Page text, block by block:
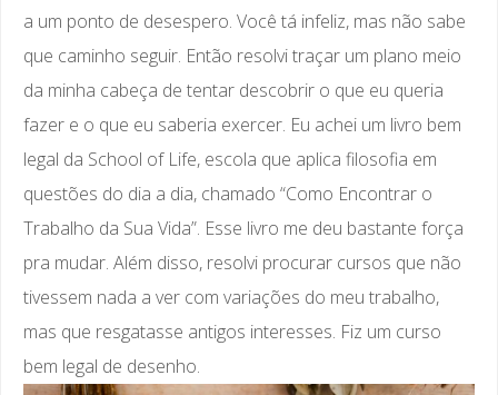
a um ponto de desespero. Você tá infeliz, mas não sabe
que caminho seguir. Então resolvi traçar um plano meio
da minha cabeça de tentar descobrir o que eu queria
fazer e o que eu saberia exercer. Eu achei um livro bem
legal da School of Life, escola que aplica filosofia em
questões do dia a dia, chamado “Como Encontrar o
Trabalho da Sua Vida”. Esse livro me deu bastante força
pra mudar. Além disso, resolvi procurar cursos que não
tivessem nada a ver com variações do meu trabalho,
mas que resgatasse antigos interesses. Fiz um curso
bem legal de desenho.